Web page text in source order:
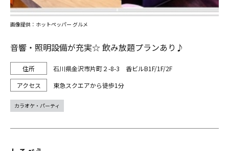
音響・照明設備が充実☆ 飲み放題プランあり♪
石川県金沢市片町２-8-3 香ビルB1F/1F/2F
東急スクエアから徒歩1分
画像提供：ホットペッパー グルメ
カラオケ・パーティ